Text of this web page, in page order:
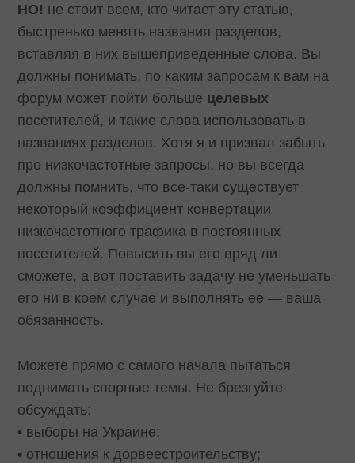
НО! не стоит всем, кто читает эту статью,
быстренько менять названия разделов,
вставляя в них вышеприведенные слова. Вы
должны понимать, по каким запросам к вам на
форум может пойти больше целевых
посетителей, и такие слова использовать в
названиях разделов. Хотя я и призвал забыть
про низкочастотные запросы, но вы всегда
должны помнить, что все-таки существует
некоторый коэффициент конвертации
низкочастотного трафика в постоянных
посетителей. Повысить вы его вряд ли
сможете, а вот поставить задачу не уменьшать
его ни в коем случае и выполнять ее — ваша
обязанность.
Можете прямо с самого начала пытаться
поднимать спорные темы. Не брезгуйте
обсуждать:
• выборы на Украине;
• отношения к дорвеестроительству;